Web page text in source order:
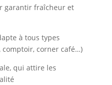
garantir fraîcheur et
à tous types
comptoir, corner café…)
qui attire les